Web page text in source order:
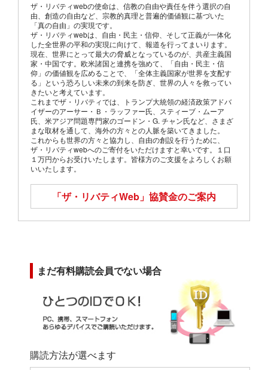
ザ・リバティwebの使命は、信教の自由や責任を伴う選択の自
由、創造の自由など、宗教的真理と普遍的価値観に基づいた
「真の自由」の実現です。
ザ・リバティwebは、自由・民主・信仰、そして正義が一体化
した全世界の平和の実現に向けて、報道を行ってまいります。
現在、世界にとって最大の脅威となっているのが、共産主義国
家・中国です。欧米諸国と連携を強めて、「自由・民主・信
仰」の価値観を広めることで、「全体主義国家が世界を支配す
る」という恐ろしい未来の到来を防ぎ、世界の人々を救ってい
きたいと考えています。
これまでザ・リバティでは、トランプ大統領の経済政策アドバ
イザーのアーサー・Ｂ・ラッファー氏、スティーブ・ムーア
氏、米アジア問題専門家のゴードン・G. チャン氏など、さまざ
まな取材を通して、海外の方々との人脈を築いてきました。
これからも世界の方々と協力し、自由の創設を行うために、
ザ・リバティwebへのご寄付をいただけますと幸いです。１口
１万円からお受けいたします。皆様方のご支援をよろしくお願
いいたします。
「ザ・リバティWeb」 協賛金のご案内
まだ有料購読会員でない場合
購読方法が選べます